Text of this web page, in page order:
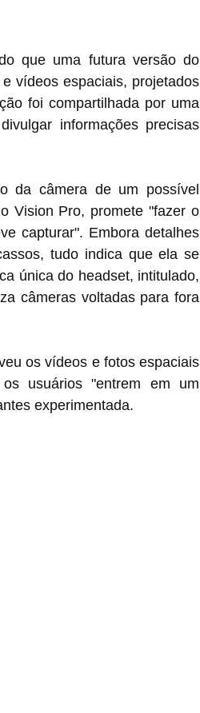
que uma futura versão do
vídeos espaciais, projetados
foi compartilhada por uma
informações precisas
da câmera de um possível
Vision Pro, promete "fazer o
capturar". Embora detalhes
tudo indica que ela se
única do headset, intitulado,
câmeras voltadas para fora
os vídeos e fotos espaciais
usuários "entrem em um
experimentada.